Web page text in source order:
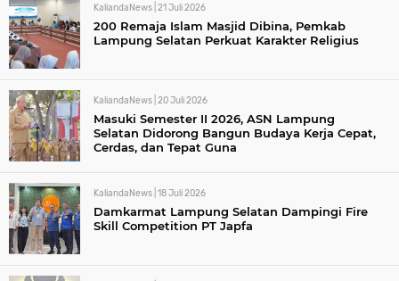
KaliandaNews | 21 Juli 2026
200 Remaja Islam Masjid Dibina, Pemkab
Lampung Selatan Perkuat Karakter Religius
KaliandaNews | 20 Juli 2026
Masuki Semester II 2026, ASN Lampung
Selatan Didorong Bangun Budaya Kerja Cepat,
Cerdas, dan Tepat Guna
KaliandaNews | 18 Juli 2026
Damkarmat Lampung Selatan Dampingi Fire
Skill Competition PT Japfa